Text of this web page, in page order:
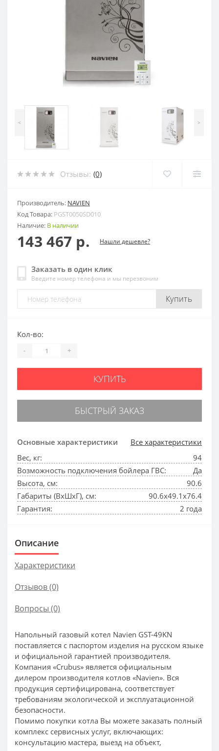
< >
Отзывы: (0)
Производитель: NAVIEN
Код Товара: PGST0050SD010
Наличие: В наличии
143 467 р. Нашли дешевле?
Заказать в один клик
Введите номер телефона и мы перезвоним
Купить
Основные характеристики
Все характеристики
Вес, кг:
94
Возможность подключения бойлера ГВС:
Да
Высота, см:
90.6
Габариты (ВхШхГ), см:
90.6x49.1x76.4
Гарантия:
2 года
Кол-во:
- +
КУПИТЬ
БЫСТРЫЙ ЗАКАЗ
Описание
Характеристики
Отзывов (0)
Вопросы (0)
Напольный газовый котел Navien GST-49KN
поставляется с паспортом изделия на русском языке
и официальной гарантией производителя.
Компания «Crubus» является официальным
дилером производителя котлов «Navien». Вся
продукция сертифицирована, соответствует
требованиям экологической и эксплуатационной
безопасности.
Помимо покупки котла Вы можете заказать полный
комплекс сервисных услуг, включающих:
консультацию мастера, выезд на объект,